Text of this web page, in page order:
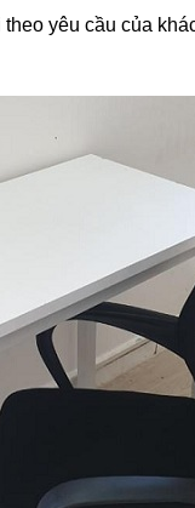
yêu cầu của